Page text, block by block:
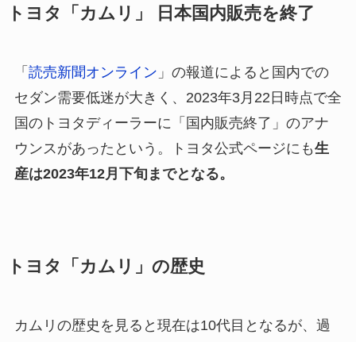
トヨタ「カムリ」 日本国内販売を終了
「 読売新聞オンライン 」の報道によると国内での
セダン需要低迷が大きく、2023年3月22日時点で全
国のトヨタディーラーに「国内販売終了」のアナ
ウンスがあったという。トヨタ公式ページにも生
産は2023年12月下旬までとなる。
トヨタ「カムリ」の歴史
カムリの歴史を見ると現在は10代目となるが、過